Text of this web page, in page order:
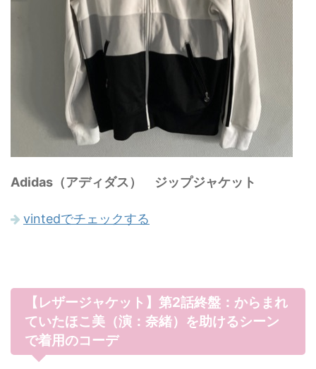
Adidas（アディダス） ジップジャケット
vintedでチェックする
【レザージャケット】第2話終盤：からまれ
ていたほこ美（演：奈緒）を助けるシーン
で着用のコーデ